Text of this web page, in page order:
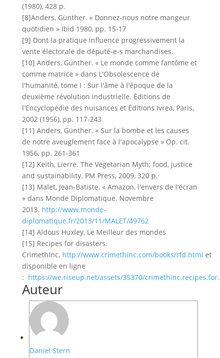
(1980), 428 p.
[8]Anders, Günther. « Donnez-nous notre mangeur
quotidien » Ibid 1980, pp. 15-17
[9] Dont la pratique influence progressivement la
vente électorale de député-e-s marchandises.
[10] Anders, Günther. « Le monde comme fantôme et
comme matrice » dans L'Obsolescence de
l'humanité, tome I : Sur l'âme à l'époque de la
deuxième révolution industrielle. Éditions de
l'Encyclopédie des nuisances et Éditions Ivrea, Paris,
2002 (1956), pp. 117-243
[11] Anders, Günther. « Sur la bombe et les causes
de notre aveuglement face à l'apocalypse » Op. cit.
1956, pp. 261-361
[12] Keith, Lierre. The Vegetarian Myth; food, justice
and sustainability. PM Press, 2009, 320 p.
[13] Malet, Jean-Batiste. « Amazon, l'envers de l'écran
» dans Monde Diplomatique. Novembre
2013. http://www.monde-
diplomatique.fr/2013/11/MALET/49762
[14] Aldous Huxley, Le Meilleur des mondes
[15] Recipes for disasters.
CrimethInc. http://www.crimethinc.com/books/rfd.html et
disponible en ligne
: https://we.riseup.net/assets/35370/
Auteur
Daniel Stern